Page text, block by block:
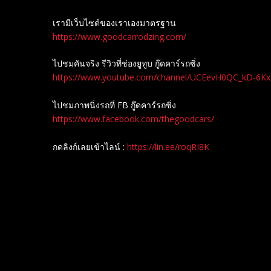
เรามีเว็บไซต์ของเราเองมาตรฐาน
https://www.goodcarrodzing.com/
ไปชมคันจริง รีวิวที่ช่องยู​ทูบ​ กู๊ดคาร์รถซิ่ง
https://www.youtube.com/channel/UCEevH0QC_kD-
ไปชมภาพนิ่งรถที่ FB กู๊ดคาร์รถซิ่ง
https://www.facebook.com/thegoodcars/
กดลิงก์เลยเข้าไลน์ : https://lin.ee/roqRI8K